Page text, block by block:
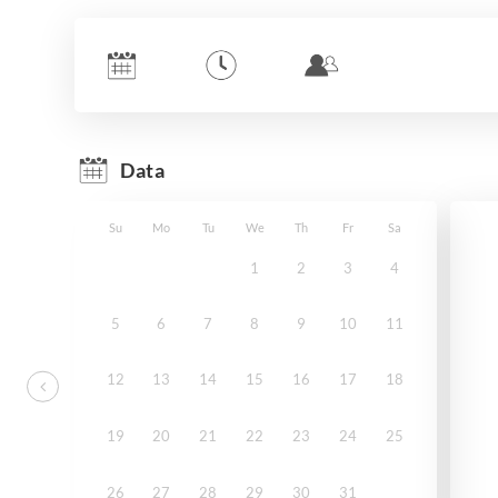
Data
Su Mo Tu We Th Fr Sa
1 2 3 4
5 6 7 8 9 10 11
12 13 14 15 16 17 18
19 20 21 22 23 24 25
26 27 28 29 30 31